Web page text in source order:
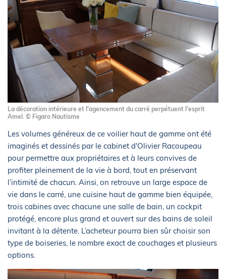
La décoration intérieure et l'agencement du carré perpétuent l'esprit
Amel. © Figaro Nautisme
Les volumes généreux de ce voilier haut de gamme ont été
imaginés et dessinés par le cabinet d'Olivier Racoupeau
pour permettre aux propriétaires et à leurs convives de
profiter pleinement de la vie à bord, tout en préservant
l’intimité de chacun. Ainsi, on retrouve un large espace de
vie dans le carré, une cuisine haut de gamme bien équipée,
trois cabines avec chacune une salle de bain, un cockpit
protégé, encore plus grand et ouvert sur des bains de soleil
invitant à la détente. L’acheteur pourra bien sûr choisir son
type de boiseries, le nombre exact de couchages et plusieurs
options.